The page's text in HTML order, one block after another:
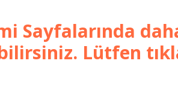
Sayfalarında
Lütfen